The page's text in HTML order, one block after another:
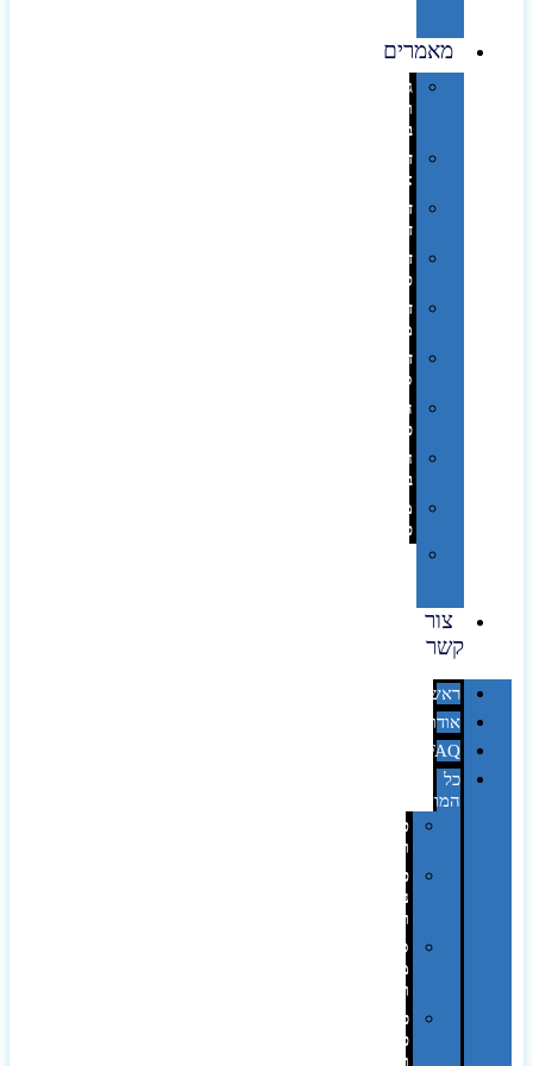
מאמרים
גימורים
והשבחות
בדפוס
דפוס
אופסט
דפוס
דיגיטלי
דפוס
טמפון
דפוס
משי
דפוס
סובלימציה
הדפס
פרוצס
חריטה
בלייזר
מהו
פנטון?
צור
קשר
ראשי
אודות
FAQ
כל
המוצרים
טכנולוגיה
וגאדג'טים
פנאי,
נופש
ונסיעות
סביבת
משרד
ופרימיום
כלים,
פנסים
ורכב